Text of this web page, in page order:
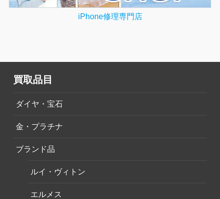
iPhone修理専門店
買取品目
ダイヤ・宝石
金・プラチナ
ブランド品
ルイ・ヴィトン
エルメス